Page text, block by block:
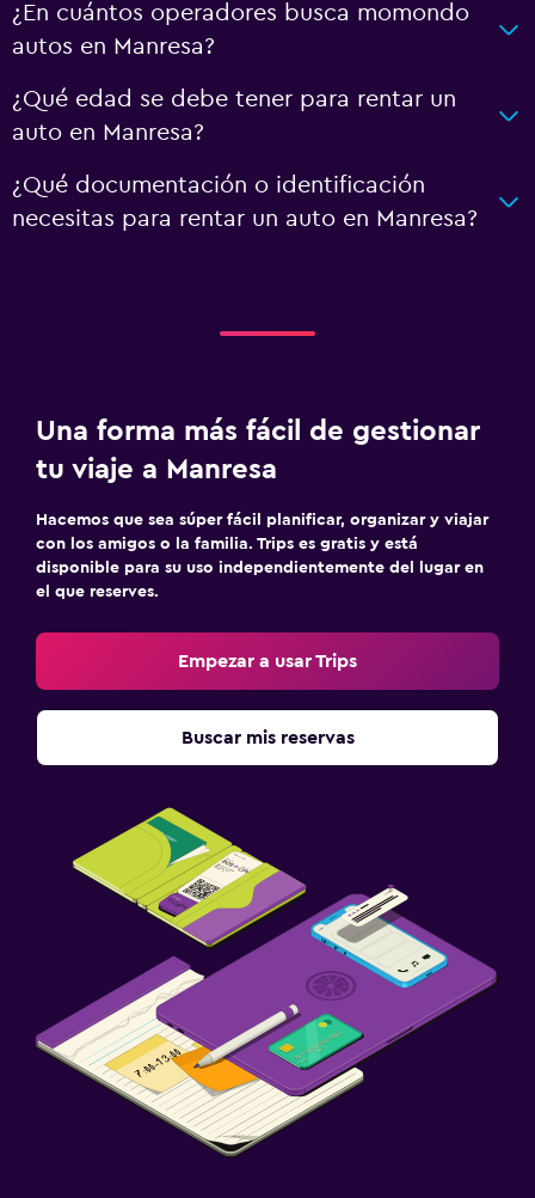
¿En cuántos operadores busca momondo
autos en Manresa?
¿Qué edad se debe tener para rentar un
auto en Manresa?
¿Qué documentación o identificación
necesitas para rentar un auto en Manresa?
Una forma más fácil de gestionar
tu viaje a Manresa
Hacemos que sea súper fácil planificar, organizar y viajar
con los amigos o la familia. Trips es gratis y está
disponible para su uso independientemente del lugar en
el que reserves.
Empezar a usar Trips
Buscar mis reservas